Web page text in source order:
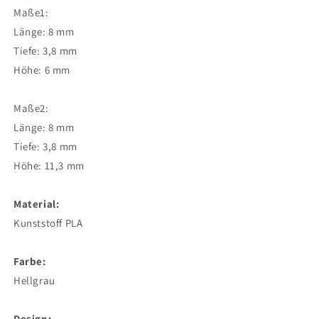
Maße1:
Länge: 8 mm
Tiefe: 3,8 mm
Höhe: 6 mm
Maße2:
Länge: 8 mm
Tiefe: 3,8 mm
Höhe: 11,3 mm
Material:
Kunststoff PLA
Farbe:
Hellgrau